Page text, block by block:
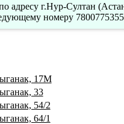
г.Нур-Султан
номеру
17М
33
54/2
64/1